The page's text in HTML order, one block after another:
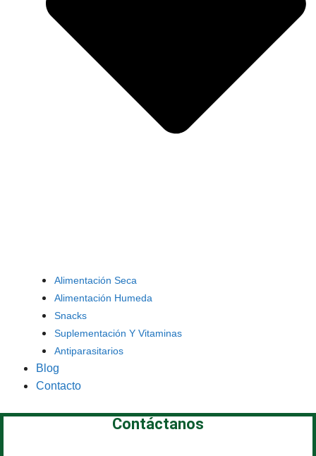
Alimentación Seca
Alimentación Humeda
Snacks
Suplementación Y Vitaminas
Antiparasitarios
Blog
Contacto
Contáctanos